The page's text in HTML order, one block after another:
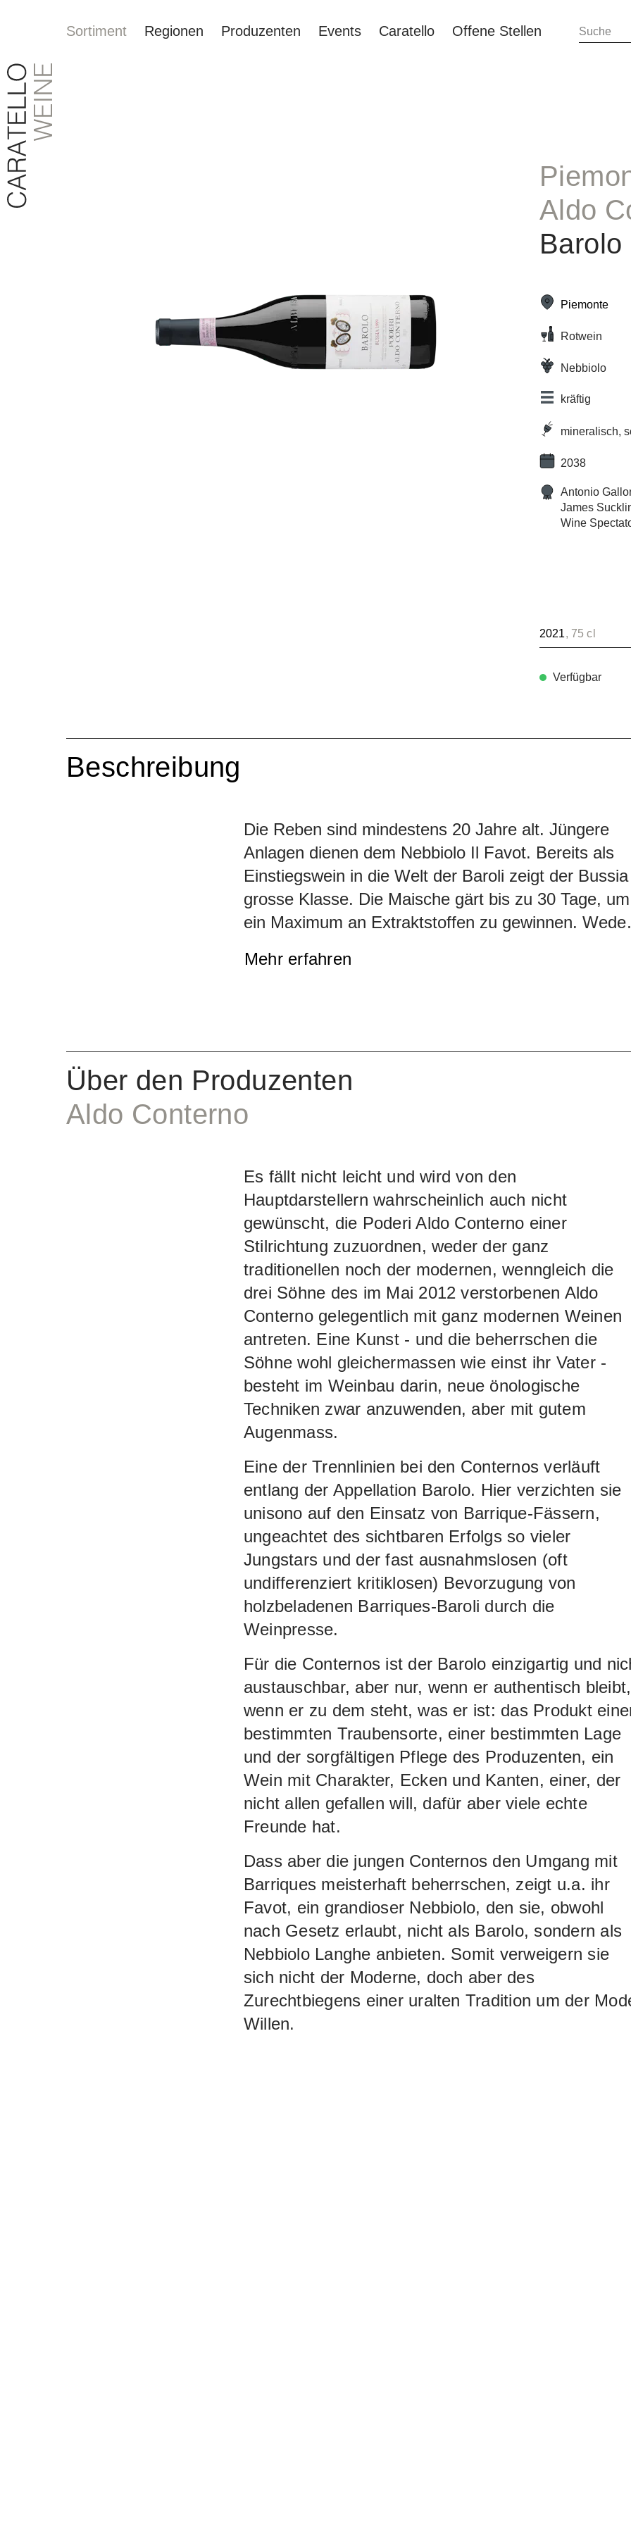
Sortiment Regionen Produzenten Events Caratello Offene Stellen
Aldo
Piemonte
Rotwein
Nebbiolo
kräftig
mineralisch,
2038
Antonio
James
Wine
2021, 75 cl
Verfügbar
Beschreibung
Die Reben sind mindestens 20 Jahre alt. Jüngere
Anlagen dienen dem Nebbiolo Il Favot. Bereits als
Einstiegswein in die Welt der Baroli zeigt der Bussia
grosse Klasse. Die Maische gärt bis zu 30 Tage, um
ein Maximum an Extraktstoffen zu gewinnen. Weder
in grossen Eichenfässern. Deutlich spürbar ist der
Mehr erfahren
Über den Produzenten
Aldo Conterno
Es fällt nicht leicht und wird von den
Hauptdarstellern wahrscheinlich auch nicht
gewünscht, die Poderi Aldo Conterno einer
Stilrichtung zuzuordnen, weder der ganz
traditionellen noch der modernen, wenngleich die
drei Söhne des im Mai 2012 verstorbenen Aldo
Conterno gelegentlich mit ganz modernen Weinen
antreten. Eine Kunst - und die beherrschen die
Söhne wohl gleichermassen wie einst ihr Vater -
besteht im Weinbau darin, neue önologische
Techniken zwar anzuwenden, aber mit gutem
Augenmass.
Eine der Trennlinien bei den Conternos verläuft
entlang der Appellation Barolo. Hier verzichten sie
unisono auf den Einsatz von Barrique-Fässern,
ungeachtet des sichtbaren Erfolgs so vieler
Jungstars und der fast ausnahmslosen (oft
undifferenziert kritiklosen) Bevorzugung von
holzbeladenen Barriques-Baroli durch die
Weinpresse.
Für die Conternos ist der Barolo einzigartig und
austauschbar, aber nur, wenn er authentisch bleibt,
wenn er zu dem steht, was er ist: das Produkt
bestimmten Traubensorte, einer bestimmten Lage
und der sorgfältigen Pflege des Produzenten, ein
Wein mit Charakter, Ecken und Kanten, einer, der
nicht allen gefallen will, dafür aber viele echte
Freunde hat.
Dass aber die jungen Conternos den Umgang mit
Barriques meisterhaft beherrschen, zeigt u.a. ihr
Favot, ein grandioser Nebbiolo, den sie, obwohl
nach Gesetz erlaubt, nicht als Barolo, sondern als
Nebbiolo Langhe anbieten. Somit verweigern sie
sich nicht der Moderne, doch aber des
Zurechtbiegens einer uralten Tradition um der
Willen.